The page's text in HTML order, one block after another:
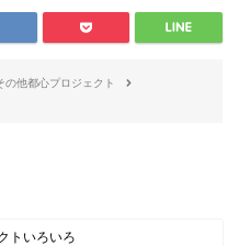
の他都心プロジェクト
トいろいろ